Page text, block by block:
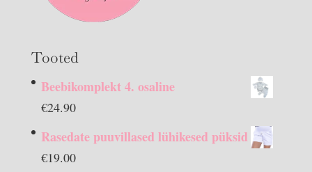
Tooted
Beebikomplekt 4. osaline
€24.90
Rasedate puuvillased lühikesed püksid
€19.00